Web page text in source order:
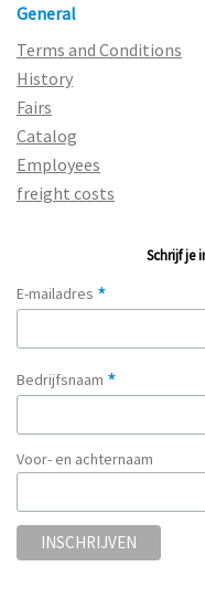
General
Terms and Conditions
History
Fairs
Catalog
Employees
freight costs
Schrijf je
E-mailadres *
Bedrijfsnaam *
Voor- en achternaam